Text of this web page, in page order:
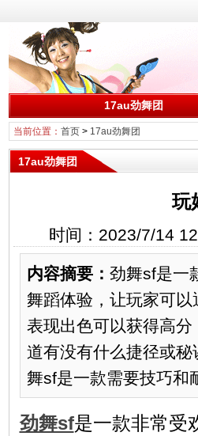
17au劲舞团
当前位置： 首页> 17au劲舞团
17au劲舞团
玩
时间：2023/7/14
内容摘要： 劲舞sf是一
舞蹈体验，让玩家可
表现出色可以获得高
道有没有什么捷径或
舞sf是一款需要技巧和
劲舞sf是一款非常受